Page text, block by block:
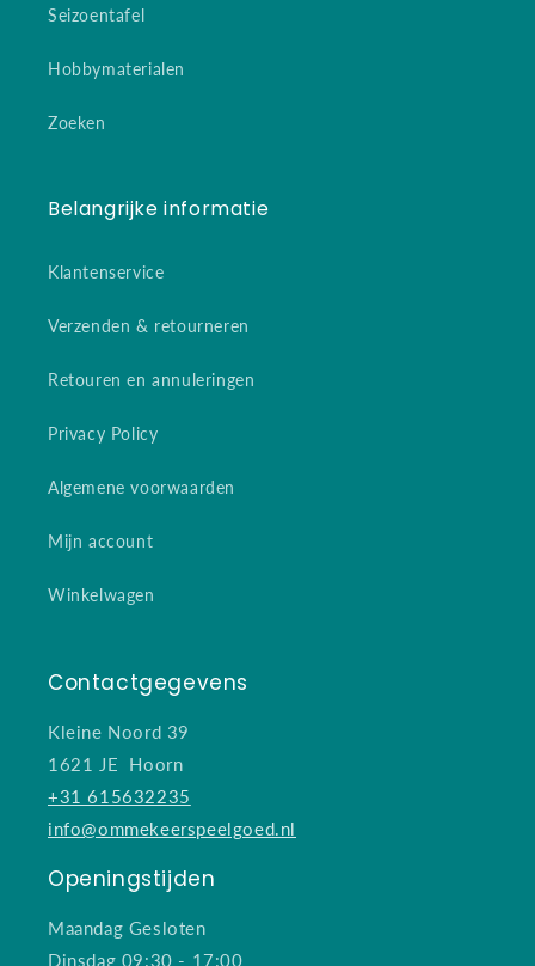
Seizoentafel
Hobbymaterialen
Zoeken
Belangrijke informatie
Klantenservice
Verzenden & retourneren
Retouren en annuleringen
Privacy Policy
Algemene voorwaarden
Mijn account
Winkelwagen
Contactgegevens
Kleine Noord 39
1621 JE Hoorn
+31 615632235
info@ommekeerspeelgoed.nl
Openingstijden
Maandag Gesloten
Dinsdag 09:30 - 17:00